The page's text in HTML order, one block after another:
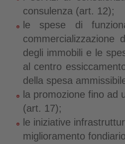
consulenza (art. 12);
le spese di
degli immobili e le
al centro
della spesa
la promozione fino ad
(art. 17);
le iniziative
miglioramento